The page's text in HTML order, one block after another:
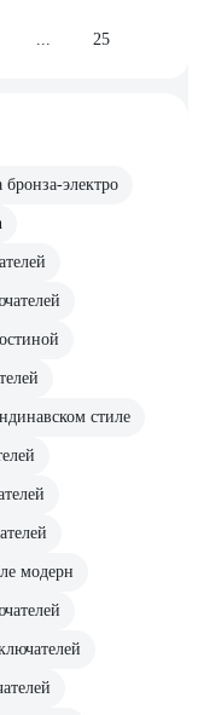
25
электро
стиле
модерн